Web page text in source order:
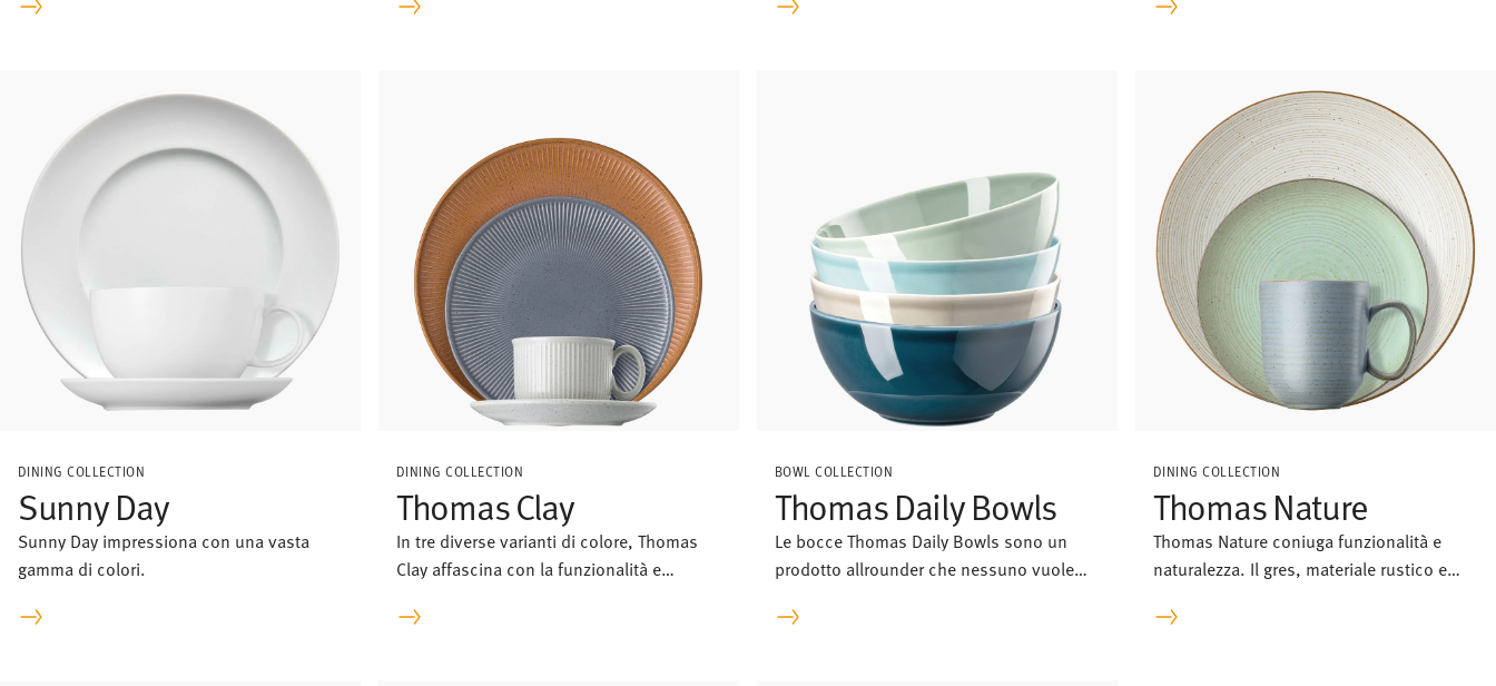
comune e possono essere combinati a
caratteristiche a cui la serie deve il suo
DINING COLLECTION
Sunny Day
Sunny Day impressiona con una vasta
gamma di colori.
DINING COLLECTION
Thomas Clay
In tre diverse varianti di colore, Thomas
Clay affascina con la funzionalità e
quasi alla terracotta. Le tonalità di colore
BOWL COLLECTION
Thomas Daily Bowls
Le bocce Thomas Daily Bowls sono un
prodotto allrounder che nessuno vuole
DINING COLLECTION
Thomas Nature
Thomas Nature coniuga funzionalità e
naturalezza. Il gres, materiale rustico e
un carattere autentico.